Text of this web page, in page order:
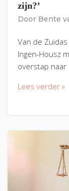
zijn?’
Door Bente
Van de
Ingen-Housz
overstap naar
Lees verder »